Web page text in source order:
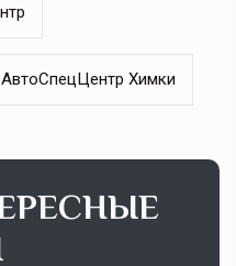
АвтоСпецЦентр Химки